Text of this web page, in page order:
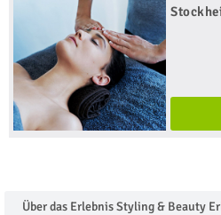
Über das Erlebnis Styling & Beauty